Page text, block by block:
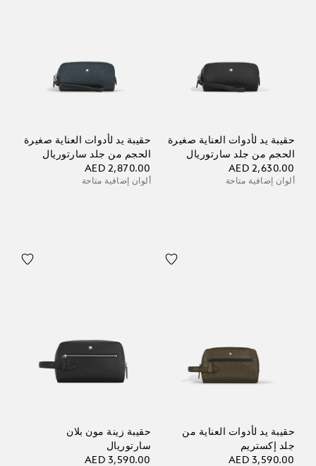
حقيبة يد لأدوات العناية صغيرة
الحجم من جلد سارتوريال
AED 2,630.00
ألوان إضافية متاحة
حقيبة يد لأدوات العناية صغيرة
الحجم من جلد سارتوريال
AED 2,870.00
ألوان إضافية متاحة
حقيبة يد لأدوات العناية من
جلد إكستريم
AED 3,590.00
حقيبة زينة مون بلان
سارتوريال
AED 3,590.00